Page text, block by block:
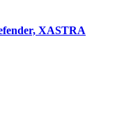
XASTRA